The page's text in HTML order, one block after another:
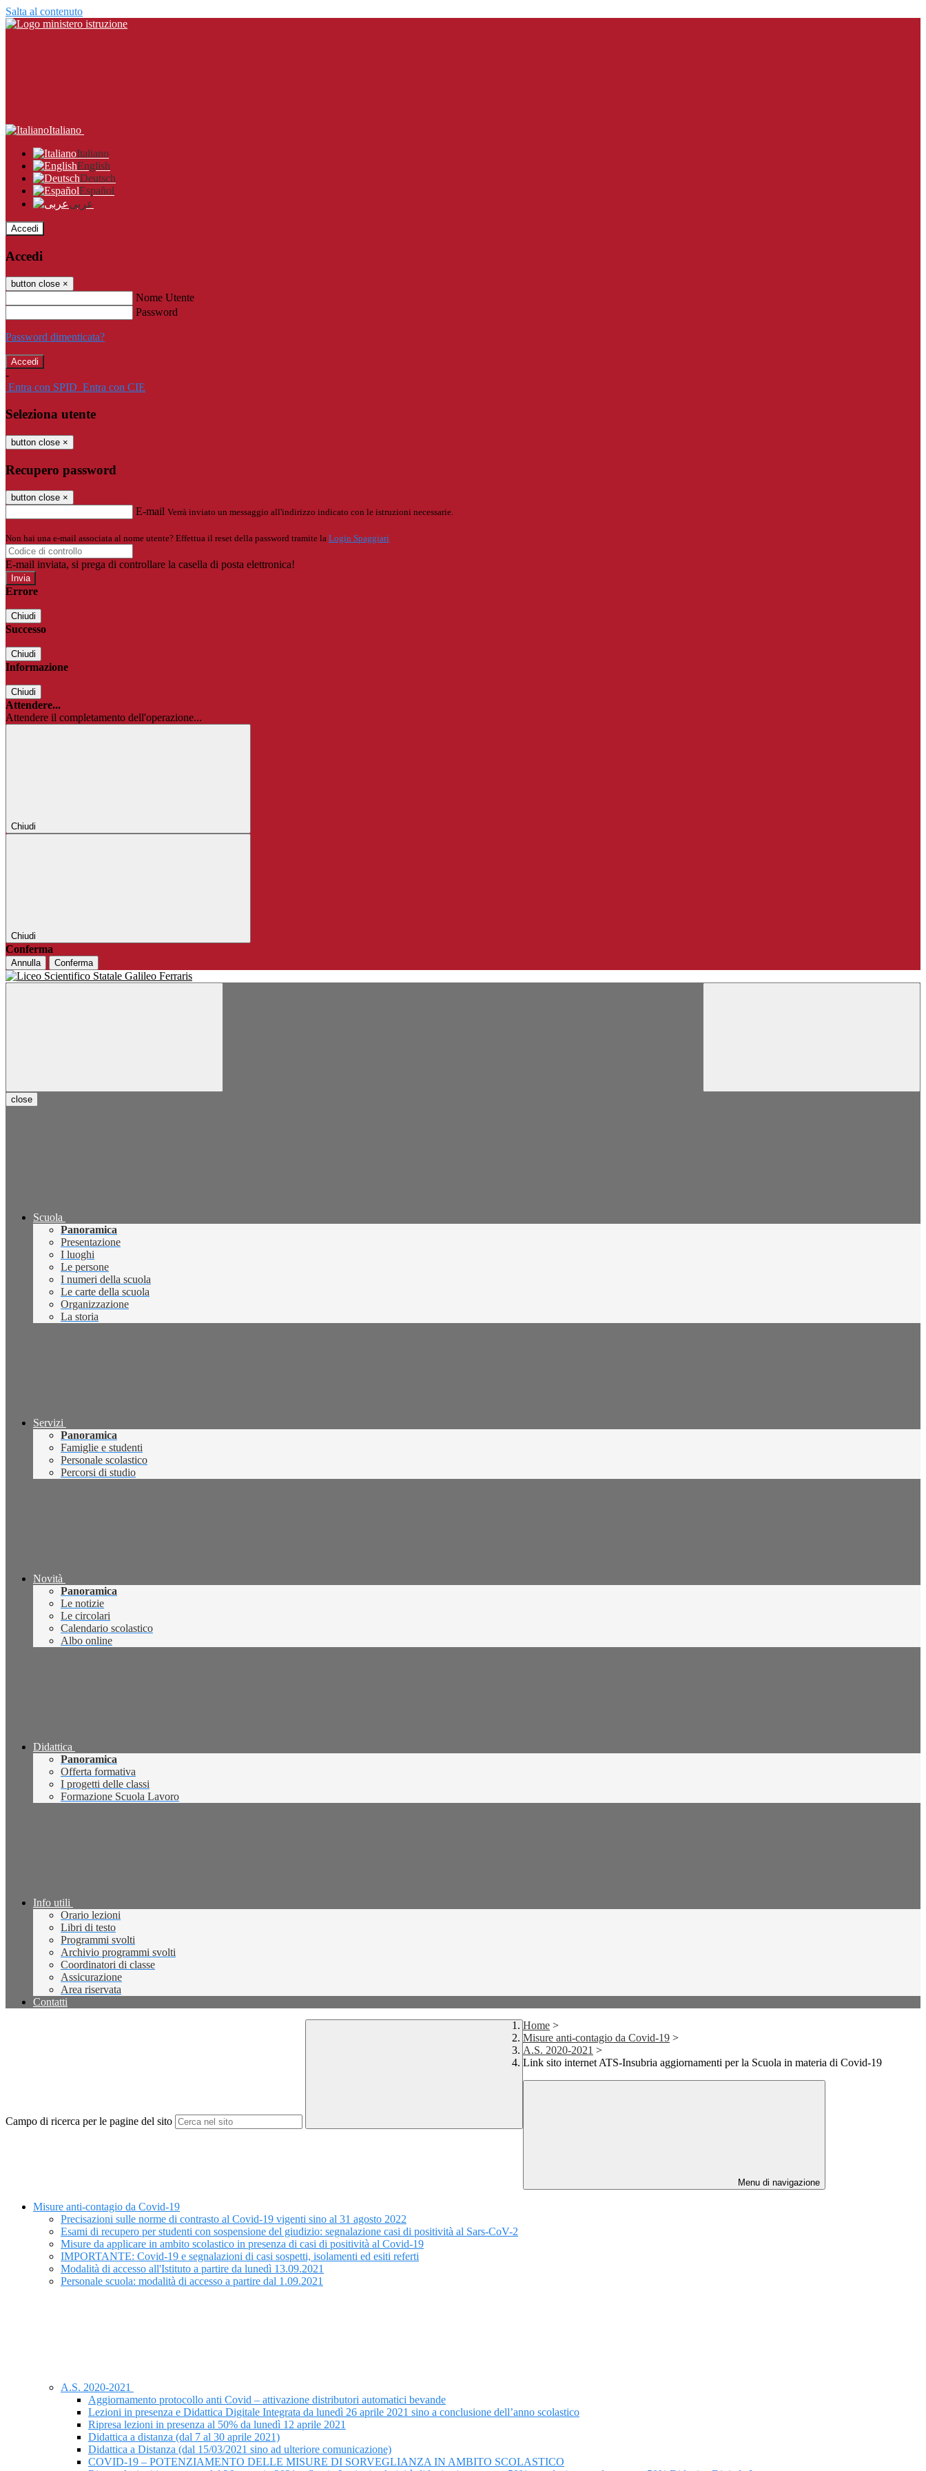
Salta al contenuto
Italiano
Italiano
English
Deutsch
Español
عربى
Accedi
Accedi
button close ×
Nome Utente
Password
Password dimenticata?
-
Entra con SPID Entra con CIE
Seleziona utente
button close ×
Recupero password
button close ×
E-mail Verrà inviato un messaggio all'indirizzo indicato con le istruzioni necessarie.
Non hai una e-mail associata al nome utente? Effettua il reset della password tramite la Login Spaggiari
E-mail inviata, si prega di controllare la casella di posta elettronica!
Errore
Chiudi
Successo
Chiudi
Informazione
Chiudi
Attendere...
Attendere il completamento dell'operazione...
Chiudi
Chiudi
Conferma
Annulla Conferma
close
Scuola
Panoramica
Presentazione
I luoghi
Le persone
I numeri della scuola
Le carte della scuola
Organizzazione
La storia
Servizi
Panoramica
Famiglie e studenti
Personale scolastico
Percorsi di studio
Novità
Panoramica
Le notizie
Le circolari
Calendario scolastico
Albo online
Didattica
Panoramica
Offerta formativa
I progetti delle classi
Formazione Scuola Lavoro
Info utili
Orario lezioni
Libri di testo
Programmi svolti
Archivio programmi svolti
Coordinatori di classe
Assicurazione
Area riservata
Contatti
Campo di ricerca per le pagine del sito
Home >
Misure anti-contagio da Covid-19 >
A.S. 2020-2021 >
Link sito internet ATS-Insubria aggiornamenti per la Scuola in materia di Covid-19
Menu di navigazione
Misure anti-contagio da Covid-19
Precisazioni sulle norme di contrasto al Covid-19 vigenti sino al 31 agosto 2022
Esami di recupero per studenti con sospensione del giudizio: segnalazione casi di positività al Sars-CoV-2
Misure da applicare in ambito scolastico in presenza di casi di positività al Covid-19
IMPORTANTE: Covid-19 e segnalazioni di casi sospetti, isolamenti ed esiti referti
Modalità di accesso all'Istituto a partire da lunedì 13.09.2021
Personale scuola: modalità di accesso a partire dal 1.09.2021
A.S. 2020-2021
Aggiornamento protocollo anti Covid – attivazione distributori automatici bevande
Lezioni in presenza e Didattica Digitale Integrata da lunedì 26 aprile 2021 sino a conclusione dell’anno scolastico
Ripresa lezioni in presenza al 50% da lunedì 12 aprile 2021
Didattica a distanza (dal 7 al 30 aprile 2021)
Didattica a Distanza (dal 15/03/2021 sino ad ulteriore comunicazione)
COVID-19 – POTENZIAMENTO DELLE MISURE DI SORVEGLIANZA IN AMBITO SCOLASTICO